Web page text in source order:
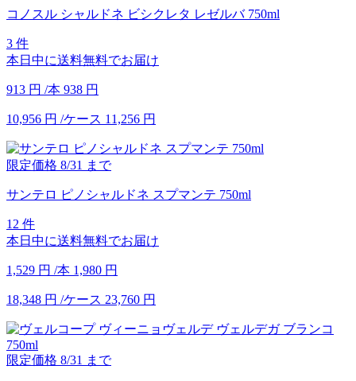
コノスル シャルドネ ビシクレタ レゼルバ 750ml
3 件
本日中に送料無料でお届け
913 円 /本 938 円
10,956 円 /ケース 11,256 円
限定価格 8/31 まで
サンテロ ピノシャルドネ スプマンテ 750ml
12 件
本日中に送料無料でお届け
1,529 円 /本 1,980 円
18,348 円 /ケース 23,760 円
限定価格 8/31 まで